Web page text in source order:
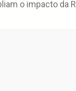
o impacto da